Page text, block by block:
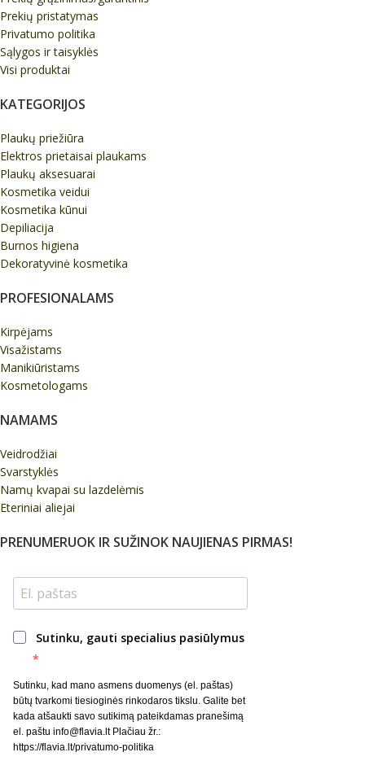
Prekių pristatymas
Privatumo politika
Sąlygos ir taisyklės
Visi produktai
KATEGORIJOS
Plaukų priežiūra
Elektros prietaisai plaukams
Plaukų aksesuarai
Kosmetika veidui
Kosmetika kūnui
Depiliacija
Burnos higiena
Dekoratyvinė kosmetika
PROFESIONALAMS
Kirpėjams
Visažistams
Manikiūristams
Kosmetologams
NAMAMS
Veidrodžiai
Svarstyklės
Namų kvapai su lazdelėmis
Eteriniai aliejai
PRENUMERUOK IR SUŽINOK NAUJIENAS PIRMAS!
Sutinku, gauti specialius pasiūlymus
Sutinku, kad mano asmens duomenys (el. paštas)
būtų tvarkomi tiesioginės rinkodaros tikslu. Galite bet
kada atšaukti savo sutikimą pateikdamas pranešimą
el. paštu info@flavia.lt Plačiau žr.:
https://flavia.lt/privatumo-politika